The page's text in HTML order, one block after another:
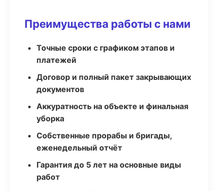
Преимущества работы с нами
Точные сроки с графиком этапов и
платежей
Договор и полный пакет закрывающих
документов
Аккуратность на объекте и финальная
уборка
Собственные прорабы и бригады,
еженедельный отчёт
Гарантия до 5 лет на основные виды
работ